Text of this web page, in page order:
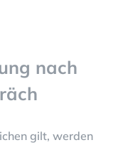
nach
gilt, werden